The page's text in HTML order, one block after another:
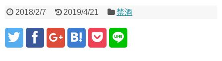
2018/2/7 2019/4/21 禁酒